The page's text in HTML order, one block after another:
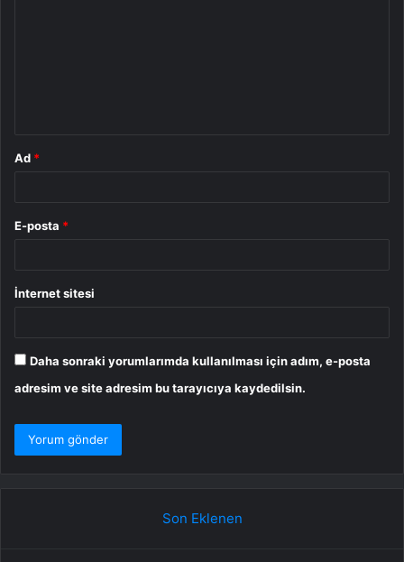
Ad *
E-posta *
İnternet sitesi
Daha sonraki yorumlarımda kullanılması için adım, e-posta
adresim ve site adresim bu tarayıcıya kaydedilsin.
Son Eklenen